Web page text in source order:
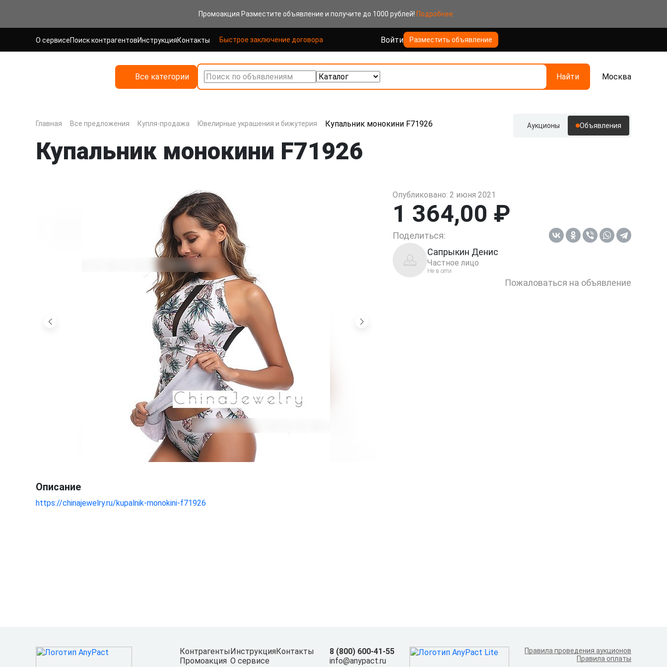
Промоакция Разместите объявление и получите до 1000 рублей! Подробнее
О сервисеПоиск контрагентовИнструкцияКонтакты Быстрое заключение договора Войти Разместить объявление
Все категории Поиск по объявлениям Найти Москва
Главная Все предложения Купля-продажа Ювелирные украшения и бижутерия Купальник монокини F71926 Аукционы Объявления
Купальник монокини F71926
Опубликовано: 2 июня 2021
1 364,00 ₽
Поделиться:
Сапрыкин Денис
Частное лицо
Не в сети
Пожаловаться на объявление
Описание
https://chinajewelry.ru/kupalnik-monokini-f71926
Контрагенты
Промоакция
Инструкция
О сервисе
Контакты
8 (800) 600-41-55
info@anypact.ru
Правила проведения аукционов
Правила оплаты